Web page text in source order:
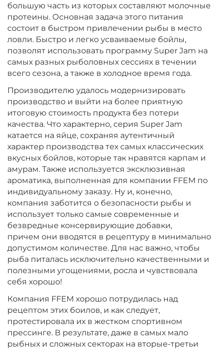
большую часть из которых составляют молочные
протеины. Основная задача этого питания
состоит в быстром привлечении рыбы в место
ловли. Быстро и легко усваиваемые бойлы,
позволят использовать программу Super Jam на
самых разных рыболовных сессиях в течении
всего сезона, а также в холодное время года.
Производителю удалось модернизировать
производство и выйти на более приятную
итоговую стоимость продукта без потери
качества. Что характерно, серия Super Jam
катается на яйце, сохраняя аутентичный
характер производства тех самых классических
вкусных бойлов, которые так нравятся карпам и
амурам. Также используется эксклюзивная
ароматика, выполненная для компании FFEM по
индивидуальному заказу. Ну и, конечно,
компания заботится о безопасности рыбы и
использует только самые современные и
безвредные консервирующие добавки,
причем они вводятся в рецептуру в минимально
допустимом количестве. Для нас важно, чтобы
рыба питалась исключительно качественными и
полезными угощениями, росла и чувствовала
себя хорошо!
Компания FFEM хорошо потрудилась над
рецептом этих боилов, и как следует,
протестировала их в жестком спортивном
прессинге. В результате, даже в самых мало
рыбных и сложных секторах на вторые-третьи